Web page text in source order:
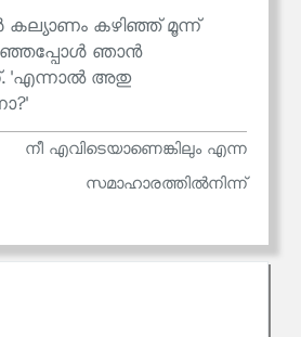
കല്യാണം കഴിഞ്ഞ് മൂന്ന്
ഞാൻ
'എന്നാൽ അതു
നീ എവിടെയാണെങ്കിലും എന്ന
സമാഹാരത്തില്‍നിന്ന്